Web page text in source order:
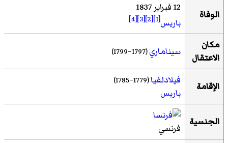
الوفاة
12 فبراير 1837
باريس[1]
[2]
[3]
[4]
مكان
الاعتقال
سيناماري(1797–1799)
الإقامة فيلادلفيا(1779–1785)
باريس
الجنسية فرنسي